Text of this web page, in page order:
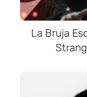
La Bruja